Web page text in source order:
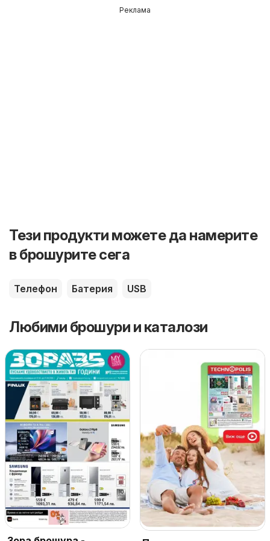
Реклама
Тези продукти можете да намерите
в брошурите сега
Телефон Батерия USB
Любими брошури и каталози